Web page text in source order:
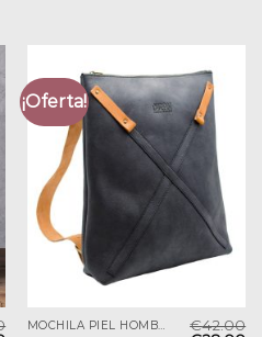
¡Oferta!
€42.00